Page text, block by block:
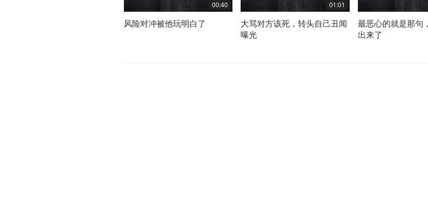
00:40
风险对冲被他玩明白了
01:01
大骂对方该死，转头自己丑闻
曝光
最恶心的就是那句
出来了